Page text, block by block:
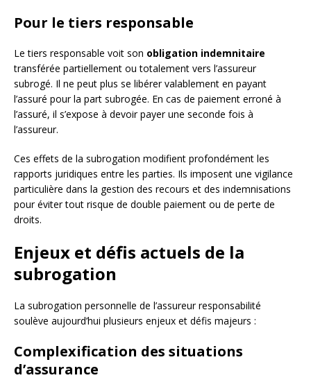
Pour le tiers responsable
Le tiers responsable voit son obligation indemnitaire
transférée partiellement ou totalement vers l’assureur
subrogé. Il ne peut plus se libérer valablement en payant
l’assuré pour la part subrogée. En cas de paiement erroné à
l’assuré, il s’expose à devoir payer une seconde fois à
l’assureur.
Ces effets de la subrogation modifient profondément les
rapports juridiques entre les parties. Ils imposent une vigilance
particulière dans la gestion des recours et des indemnisations
pour éviter tout risque de double paiement ou de perte de
droits.
Enjeux et défis actuels de la
subrogation
La subrogation personnelle de l’assureur responsabilité
soulève aujourd’hui plusieurs enjeux et défis majeurs :
Complexification des situations
d’assurance